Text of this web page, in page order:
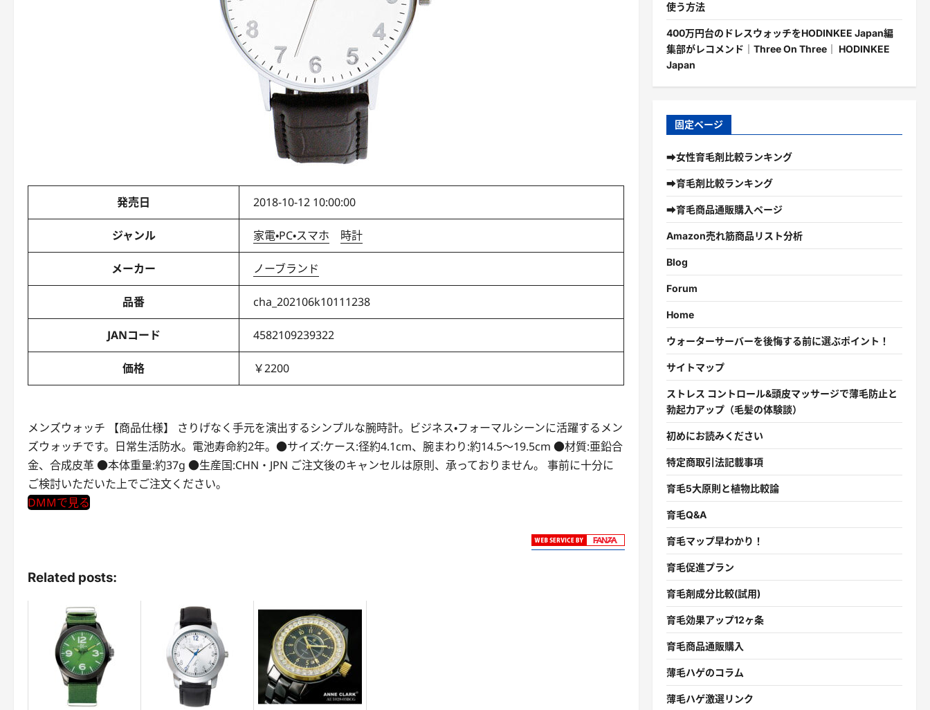
発売日 2018-10-12 10:00:00
ジャンル 家電・PC・スマホ 時計
メーカー ノーブランド
品番 cha_202106k10111238
JANコード 4582109239322
価格 ￥2200
メンズウォッチ 【商品仕様】 さりげなく手元を演出するシンプルな腕時計。ビジネス・フォーマルシーンに活躍するメン
ズウォッチです。日常生活防水。電池寿命約2年。●サイズ:ケース:径約4.1cm、腕まわり:約14.5～19.5cm ●材質:亜鉛合
金、合成皮革 ●本体重量:約37g ●生産国:CHN・JPN ご注文後のキャンセルは原則、承っておりません。 事前に十分に
ご検討いただいた上でご注文ください。
DMMで見る
Related posts:
使う方法
400万円台のドレスウォッチをHODINKEE Japan編
集部がレコメンド｜Three On Three｜ HODINKEE
Japan
固定ページ
➡女性育毛剤比較ランキング
➡育毛剤比較ランキング
➡育毛商品通販購入ページ
Amazon売れ筋商品リスト分析
Blog
Forum
Home
ウォーターサーバーを後悔する前に選ぶポイント！
サイトマップ
ストレス コントロール&頭皮マッサージで薄毛防止と
勃起力アップ（毛髪の体験談）
初めにお読みください
特定商取引法記載事項
育毛5大原則と植物比較論
育毛Q&A
育毛マップ早わかり！
育毛促進プラン
育毛剤成分比較(試用)
育毛効果アップ12ヶ条
育毛商品通販購入
薄毛ハゲのコラム
薄毛ハゲ激選リンク